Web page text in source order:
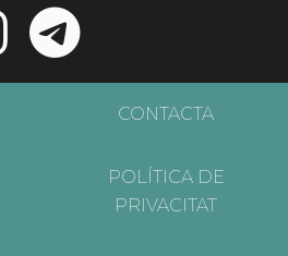
CONTACTA
POLÍTICA DE
PRIVACITAT